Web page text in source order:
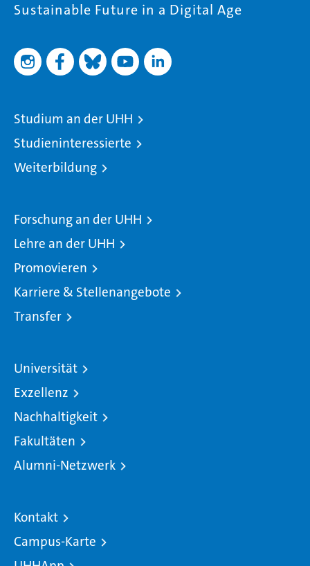
Sustainable Future in a Digital Age
Studium an der UHH
Studieninteressierte
Weiterbildung
Forschung an der UHH
Lehre an der UHH
Promovieren
Karriere & Stellenangebote
Transfer
Universität
Exzellenz
Nachhaltigkeit
Fakultäten
Alumni-Netzwerk
Kontakt
Campus-Karte